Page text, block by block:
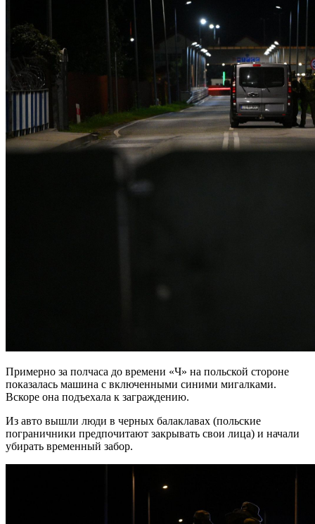
Примерно за полчаса до времени «Ч» на польской стороне
показалась машина с включенными синими мигалками.
Вскоре она подъехала к заграждению.
Из авто вышли люди в черных балаклавах (польские
пограничники предпочитают закрывать свои лица) и начали
убирать временный забор.